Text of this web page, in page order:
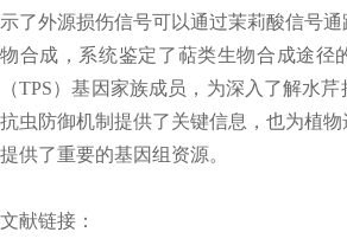
示了外源损伤信号可以通过茉莉酸信号
物合成，系统鉴定了萜类生物合成途径
（TPS）基因家族成员，为深入了解水
抗虫防御机制提供了关键信息，也为植
提供了重要的基因组资源。
文献链接：